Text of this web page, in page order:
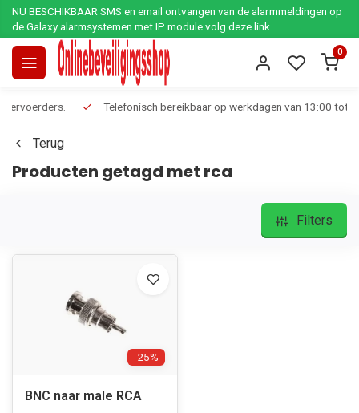
NU BESCHIKBAAR SMS en email ontvangen van de alarmmeldingen op
de Galaxy alarmsystemen met IP module volg deze link
0
Telefonisch bereikbaar op werkdagen van 13:00 tot 17:00
Terug
Producten getagd met rca
Filters
-25%
BNC naar male RCA